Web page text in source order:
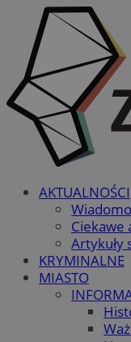
AKTUALNOŚCI
Ciekawe
Artykuły
KRYMINALNE
MIASTO